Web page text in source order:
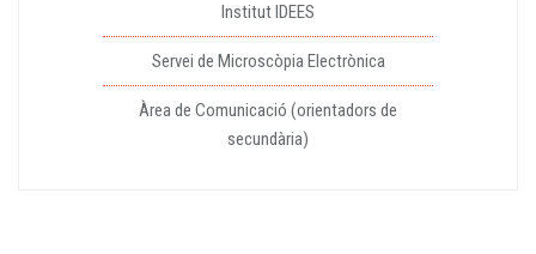
Institut IDEES
Servei de Microscòpia Electrònica
Àrea de Comunicació (orientadors de
secundària)